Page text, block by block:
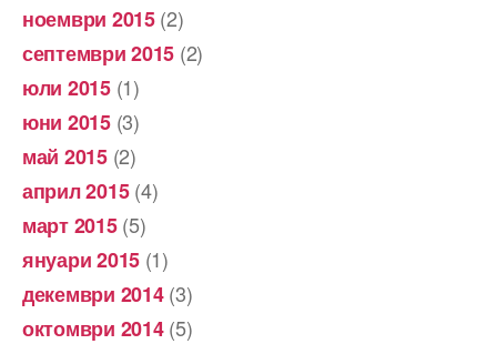
ноември 2015(2)
септември 2015 (2)
юли 2015(1)
юни 2015(3)
май 2015(2)
април 2015(4)
март 2015(5)
януари 2015 (1)
декември 2014(3)
октомври 2014(5)